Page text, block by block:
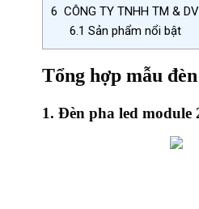
6 CÔNG TY TNHH TM &
6.1 Sản phẩm nổi bật
Tổng hợp mẫu
1. Đèn pha led module